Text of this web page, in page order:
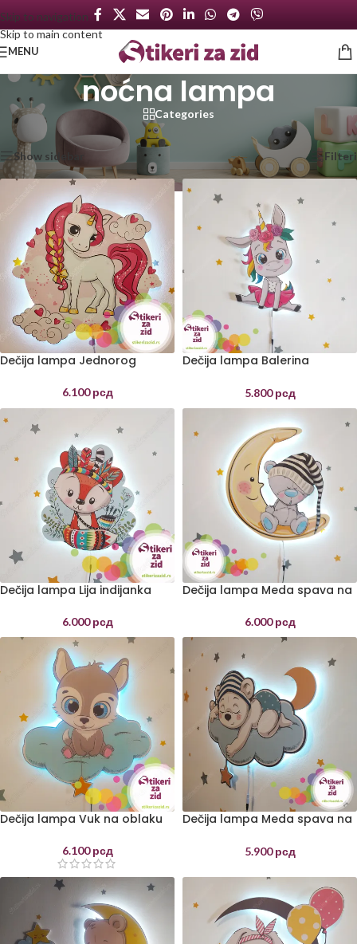
Skip to navigation
Skip to main content
MENU
noćna lampa
Categories
Početna
Proizvod označen „noćna lampa“ Prikazano je svih 8 rezultata
Show sidebar Filteri
Dečija lampa Jednorog
6.100рсд
Dečija lampa Balerina
5.800рсд
Dečija lampa Lija indijanka
6.000рсд
Dečija lampa Meda spava na
6.000рсд
Dečija lampa Vuk na oblaku
6.100рсд
Dečija lampa Meda spava na
5.900рсд